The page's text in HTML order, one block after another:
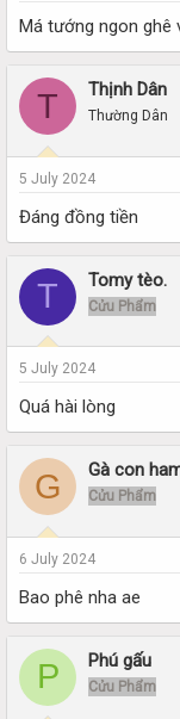
Má tướng ngon ghê
T Thịnh Dân
Thường Dân
5 July 2024
Đáng đồng tiền
T Tomy tèo.
Cửu Phẩm
5 July 2024
Quá hài lòng
G Gà con
Cửu Phẩm
6 July 2024
Bao phê nha ae
P Phú gấu
Cửu Phẩm